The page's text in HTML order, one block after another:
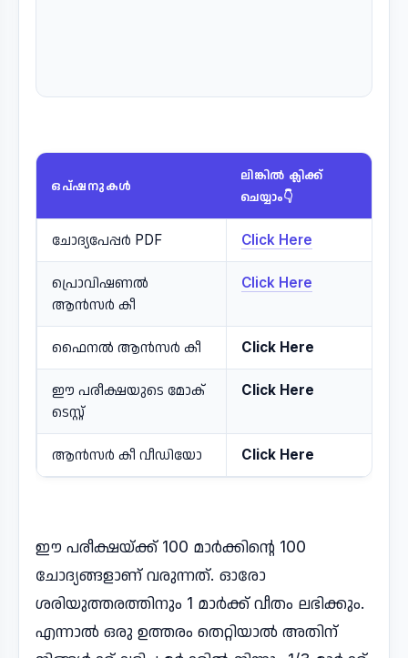
ഒപ്ഷനുകൾ
ലിങ്കിൽ ക്ലിക്ക്
ചെയ്യാം👇
ചോദ്യപേപ്പർ PDF Click Here
പ്രൊവിഷണൽ
ആൻസർ കീ
Click Here
ഫൈനൽ ആൻസർ കീ Click Here
ഈ പരീക്ഷയുടെ മോക്
ടെസ്റ്റ്
Click Here
ആൻസർ കീ വീഡിയോ Click Here
ഈ പരീക്ഷയ്ക്ക് 100 മാർക്കിന്റെ 100
ചോദ്യങ്ങളാണ് വരുന്നത്. ഓരോ
ശരിയുത്തരത്തിനും 1 മാർക്ക് വീതം ലഭിക്കും.
എന്നാൽ ഒരു ഉത്തരം തെറ്റിയാൽ അതിന്